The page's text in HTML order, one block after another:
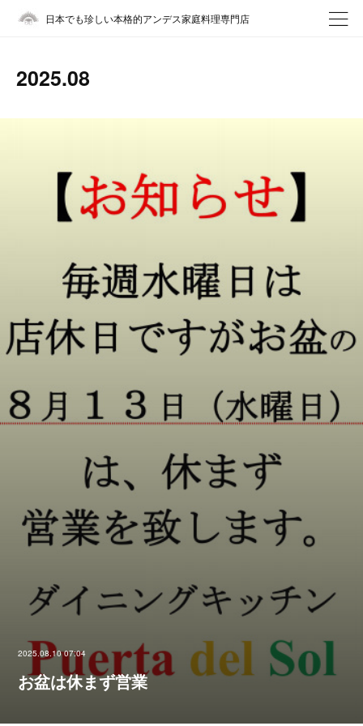
日本でも珍しい本格的アンデス家庭料理専門店
2025.08
2025.08.10 07:04
お盆は休まず営業